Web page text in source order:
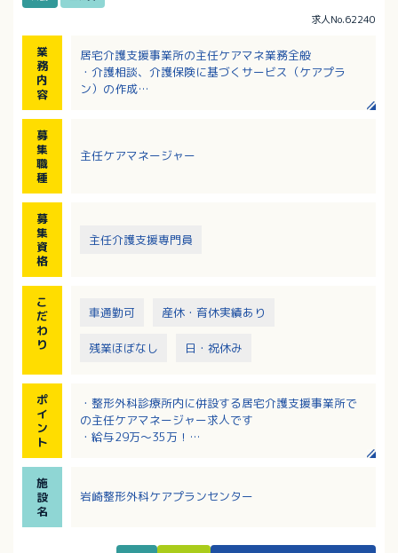
求人No.62240
業
務
内
容
居宅介護支援事業所の主任ケアマネ業務全般
・介護相談、介護保険に基づくサービス（ケアプラ
ン）の作成
募
集
職
種
主任ケアマネージャー
募
集
資
格
主任介護支援専門員
こ
だ
わ
り
車通勤可 産休・育休実績あり
残業ほぼなし 日・祝休み
ポ
イ
ン
ト
・整形外科診療所内に併設する居宅介護支援事業所で
の主任ケアマネージャー求人です
・給与29万～35万！
児休業実績あり！
施
設
名
岩崎整形外科ケアプランセンター